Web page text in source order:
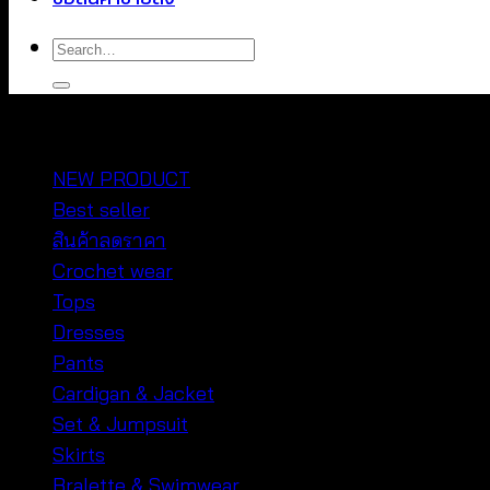
Search
for:
NEW PRODUCT
Best seller
สินค้าลดราคา
Crochet wear
Tops
Dresses
Pants
Cardigan & Jacket
Set & Jumpsuit
Skirts